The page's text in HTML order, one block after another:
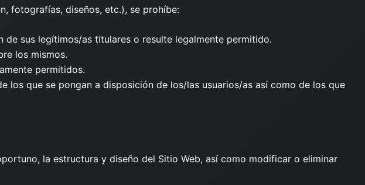
fotografías, diseños, etc.), se prohíbe:
sus legítimos/as titulares o resulte legalmente permitido.
los mismos.
permitidos.
que se pongan a disposición de los/las usuarios/as así como de los que
la estructura y diseño del Sitio Web, así como modificar o eliminar